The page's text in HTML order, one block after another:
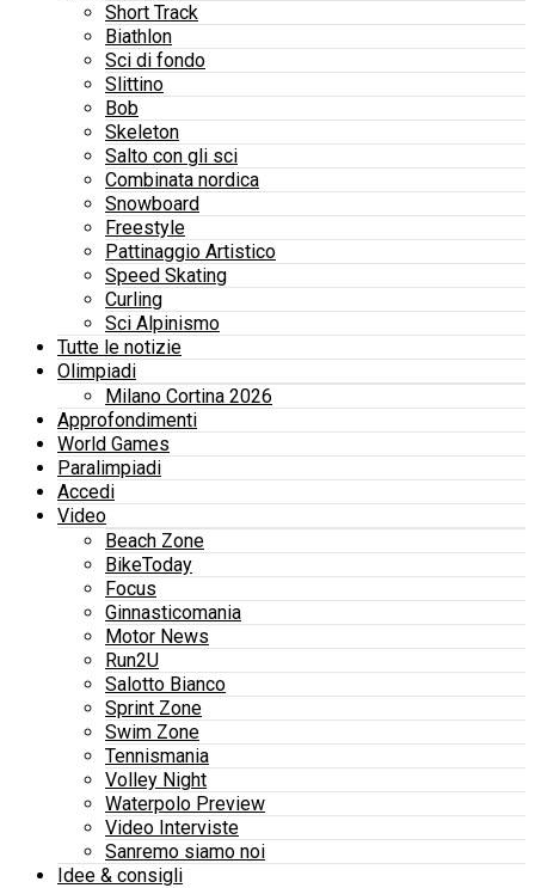
Short Track
Biathlon
Sci di fondo
Slittino
Bob
Skeleton
Salto con gli sci
Combinata nordica
Snowboard
Freestyle
Pattinaggio Artistico
Speed Skating
Curling
Sci Alpinismo
Tutte le notizie
Olimpiadi
Milano Cortina 2026
Approfondimenti
World Games
Paralimpiadi
Accedi
Video
Beach Zone
BikeToday
Focus
Ginnasticomania
Motor News
Run2U
Salotto Bianco
Sprint Zone
Swim Zone
Tennismania
Volley Night
Waterpolo Preview
Video Interviste
Sanremo siamo noi
Idee & consigli